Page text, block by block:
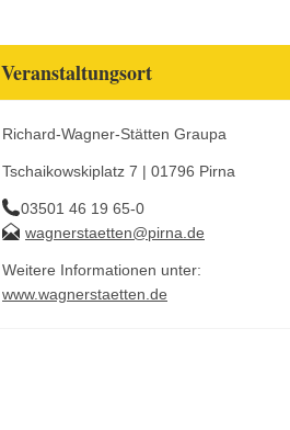
Veranstaltungsort
Richard-Wagner-Stätten Graupa
Tschaikowskiplatz 7 | 01796 Pirna
03501 46 19 65-0
wagnerstaetten@pirna.de
Weitere Informationen unter:
www.wagnerstaetten.de